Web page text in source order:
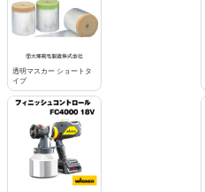
透明マスカー ショートタ
イプ